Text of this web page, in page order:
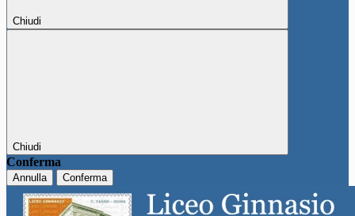
Chiudi
Chiudi
Conferma
Annulla Conferma